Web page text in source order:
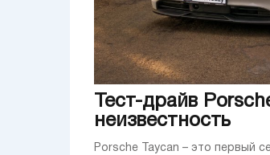
Тест-драйв
неизвестность
Porsche Taycan – это первый